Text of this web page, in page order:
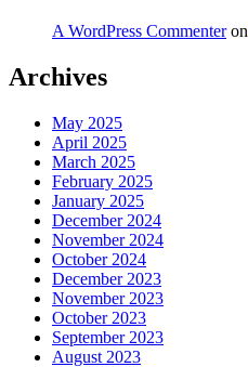
A WordPress Commenteron
Archives
May 2025
April 2025
March 2025
February 2025
January 2025
December 2024
November 2024
October 2024
December 2023
November 2023
October 2023
September 2023
August 2023